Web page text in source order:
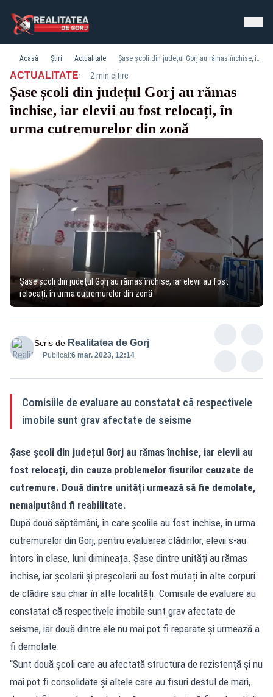
Acasă Știri Actualitate Șase școli din județul Gorj au rămas închise, iar elevii au fost relocați, în urma cutremurelor din zonă
ACTUALITATE· 2 min citire
Șase școli din județul Gorj au rămas
închise, iar elevii au fost relocați, în
urma cutremurelor din zonă
Șase școli din județul Gorj au rămas închise, iar elevii au fost
relocați, în urma cutremurelor din zonă
Scris de Realitatea de Gorj
Publicat:6 mar. 2023, 12:14
Comisiile de evaluare au constatat că respectivele
imobile sunt grav afectate de seisme
Șase școli din județul Gorj au rămas închise, iar elevii au
fost relocați, din cauza problemelor fisurilor cauzate de
cutremure. Două dintre unități urmează să fie demolate,
nemaiputând fi reabilitate.
După două săptămâni, în care școlile au fost închise, în urma
cutremurelor din Gorj, pentru evaluarea clădirilor, elevii s-au
întors în clase, luni dimineața. Șase dintre unități au rămas
închise, iar școlarii și preșcolarii au fost mutați în alte corpuri
de clădire sau chiar în alte localități. Comisiile de evaluare au
constatat că respectivele imobile sunt grav afectate de
seisme, iar două dintre ele nu mai pot fi reparate și urmează a
fi demolate.
“Sunt două școli care au afectată structura de rezistență și nu
mai pot fi consolidate și altele care au fisuri destul de mari,